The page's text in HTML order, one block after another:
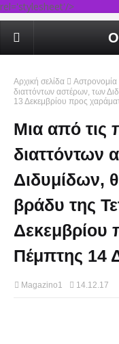
rel='stylesheet'/>
Αρχική σελίδα Αστρονομία
διαττόντων αστέρων, των
13 Δεκεμβρίου προς
Μια από τις
διαττόντων
Διδυμίδων,
βράδυ της
Δεκεμβρίου
Πέμπτης 14
Magazino1 14.12.17